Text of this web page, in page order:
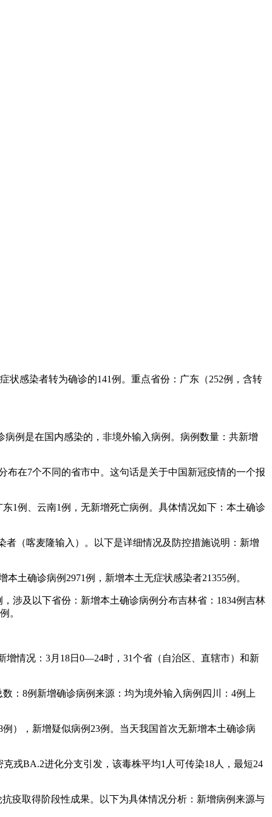
状感染者转为确诊的141例。重点省份：广东（252例，含转
例是在国内感染的，非境外输入病例。病例数量：共新增
布在7个不同的省市中。这句话是关于中国新冠疫情的一个报
1例、云南1例，无新增死亡病例。具体情况如下：本土确诊
者（喀麦隆输入）。以下是详细情况及防控措施说明：新增
土确诊病例2971例，新增本土无症状感染者21355例。
涉及以下省份：新增本土确诊病例分布吉林省：1834例吉林
。
情况：3月18日0—24时，31个省（自治区、直辖市）和新
：8例新增确诊病例来源：均为境外输入病例四川：4例上
），新增疑似病例23例。当天我国首次无新增本土确诊病
戎BA.2进化分支引发，该毒株平均1人可传染18人，最短24
疫取得阶段性成果。以下为具体情况分析：新增病例来源与